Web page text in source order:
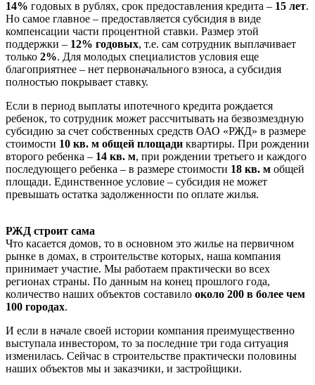
14% годовых в рублях, срок предоставления кредита – 15 лет.
Но самое главное – предоставляется субсидия в виде
компенсации части процентной ставки. Размер этой
поддержки – 12% годовых, т.е. сам сотрудник выплачивает
только 2%. Для молодых специалистов условия еще
благоприятнее – нет первоначального взноса, а субсидия
полностью покрывает ставку.
Если в период выплаты ипотечного кредита рождается
ребенок, то сотрудник может рассчитывать на безвозмездную
субсидию за счет собственных средств ОАО «РЖД» в размере
стоимости 10 кв. м общей площади квартиры. При рождении
второго ребенка – 14 кв. м, при рождении третьего и каждого
последующего ребенка – в размере стоимости 18 кв. м общей
площади. Единственное условие – субсидия не может
превышать остатка задолженности по оплате жилья.
РЖД строит сама
Что касается домов, то в основном это жилье на первичном
рынке в домах, в строительстве которых, наша компания
принимает участие. Мы работаем практически во всех
регионах страны. По данным на конец прошлого года,
количество наших объектов составило около 200 в более чем
100 городах.
И если в начале своей истории компания преимущественно
выступала инвестором, то за последние три года ситуация
изменилась. Сейчас в строительстве практически половины
наших объектов мы и заказчики, и застройщики.